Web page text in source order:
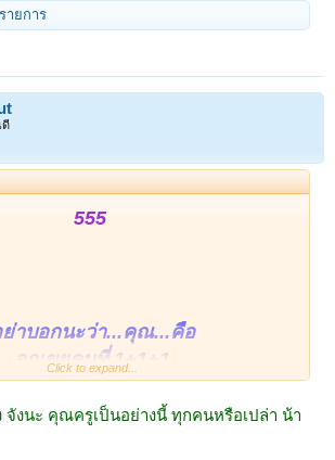
ายการ
ดี
555
ย่าบอกนะว่า...คุณ...คือ
ลูกเขยคนที่ 1+1+1
555
Click to expand...
จังนะ คุณครูเป็นอย่างนี้ ทุกคนหรือเปล่า น้า